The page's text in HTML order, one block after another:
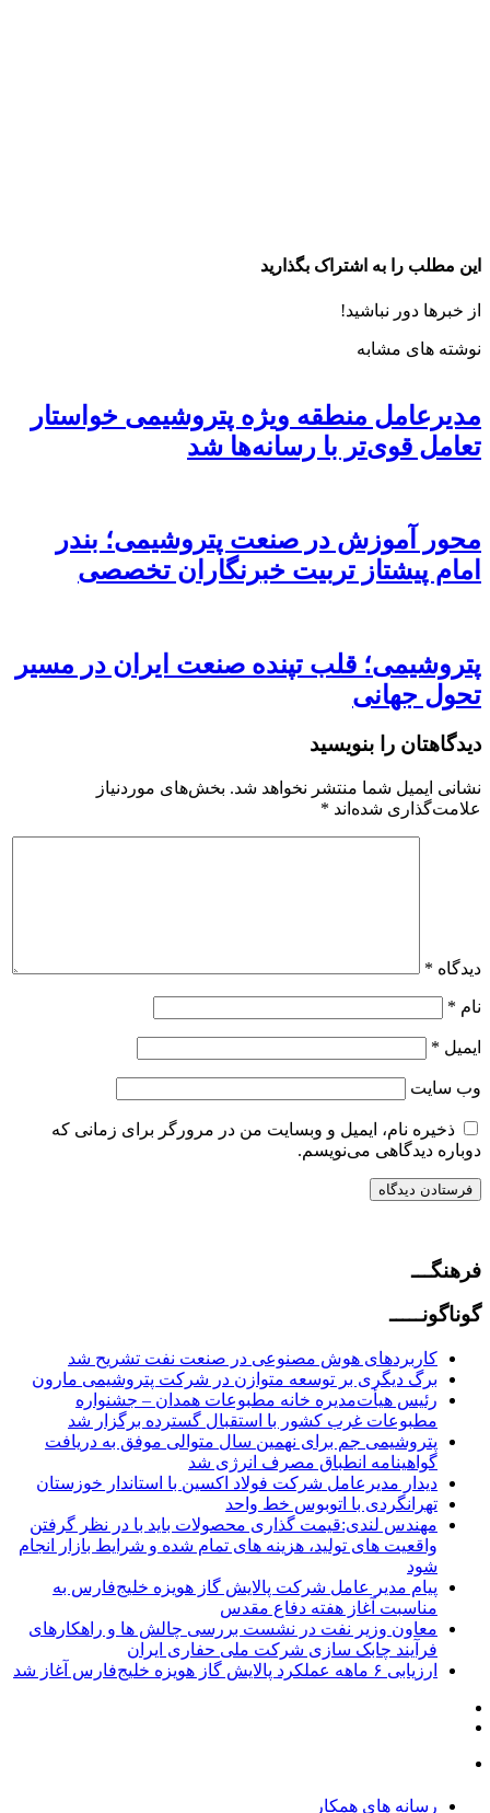
این مطلب را به اشتراک بگذارید
از خبرها دور نباشید!
نوشته های مشابه
مدیرعامل منطقه ویژه پتروشیمی خواستار
تعامل قوی‌تر با رسانه‌ها شد
محور آموزش در صنعت پتروشیمی؛ بندر
امام پیشتاز تربیت خبرنگاران تخصصی
پتروشیمی؛ قلب تپنده صنعت ایران در مسیر
تحول جهانی
دیدگاهتان را بنویسید
نشانی ایمیل شما منتشر نخواهد شد. بخش‌های موردنیاز
علامت‌گذاری شده‌اند *
دیدگاه *
نام *
ایمیل *
وب‌ سایت
ذخیره نام، ایمیل و وبسایت من در مرورگر برای زمانی که
دوباره دیدگاهی می‌نویسم.
فرهنگـــ
گوناگونـــــ
کاربردهای هوش مصنوعی در صنعت نفت تشریح شد
برگ دیگری بر توسعه متوازن در شرکت پتروشیمی مارون
رئیس هیأت‌مدیره خانه مطبوعات همدان – جشنواره
مطبوعات غرب کشور با استقبال گسترده برگزار شد
پتروشیمی جم برای نهمین سال متوالی موفق به دریافت
گواهینامه انطباق مصرف انرژی شد
دیدار مدیرعامل شرکت فولاد اکسین با استاندار خوزستان
تهرانگردی با اتوبوس خط واحد
مهندس لندی:قیمت‌ گذاری محصولات باید با در نظر گرفتن
واقعیت‌ های تولید، هزینه‌ های تمام‌ شده و شرایط بازار انجام
شود
پیام مدیر عامل شرکت پالایش گاز هویزه خلیج‌فارس به
مناسبت آغاز هفته دفاع مقدس
معاون وزیر نفت در نشست بررسی چالش ها و راهکارهای
فرآیند چابک سازی شرکت ملی حفاری ایران
ارزیابی ۶ ماهه عملکرد پالایش گاز هویزه خلیج‌فارس آغاز شد
رسانه های همکار